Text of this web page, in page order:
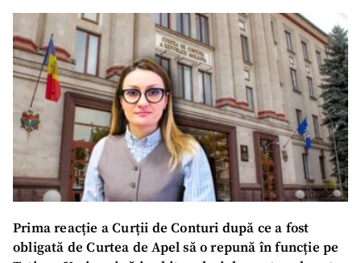
Prima reacție a Curții de Conturi după ce a fost
obligată de Curtea de Apel să o repună în funcție pe